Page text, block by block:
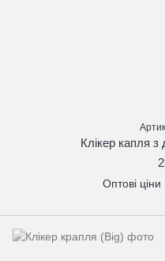
Клікер капля з
Оптові ціни